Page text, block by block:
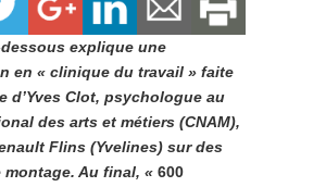
dessous explique une
en « clinique du travail » faite
d’Yves Clot, psychologue au
des arts et métiers (CNAM),
Flins (Yvelines) sur des
montage. Au final, « 600